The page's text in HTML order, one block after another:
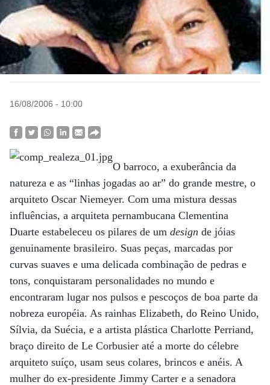
16/08/2006 - 10:00
O barroco, a exuberância da
natureza e as “linhas jogadas ao ar” do grande mestre, o
arquiteto Oscar Niemeyer. Com uma mistura dessas
influências, a arquiteta pernambucana Clementina
Duarte estabeleceu os pilares de um design de jóias
genuinamente brasileiro. Suas peças, marcadas por
curvas suaves e uma delicada combinação de pedras e
tons, conquistaram personalidades no mundo e
encontraram lugar nos pulsos e pescoços de boa parte da
nobreza européia. As rainhas Elizabeth, do Reino Unido,
Sílvia, da Suécia, e a artista plástica Charlotte Perriand,
braço direito de Le Corbusier até a morte do célebre
arquiteto suíço, usam seus colares, brincos e anéis. A
mulher do ex-presidente Jimmy Carter e a senadora